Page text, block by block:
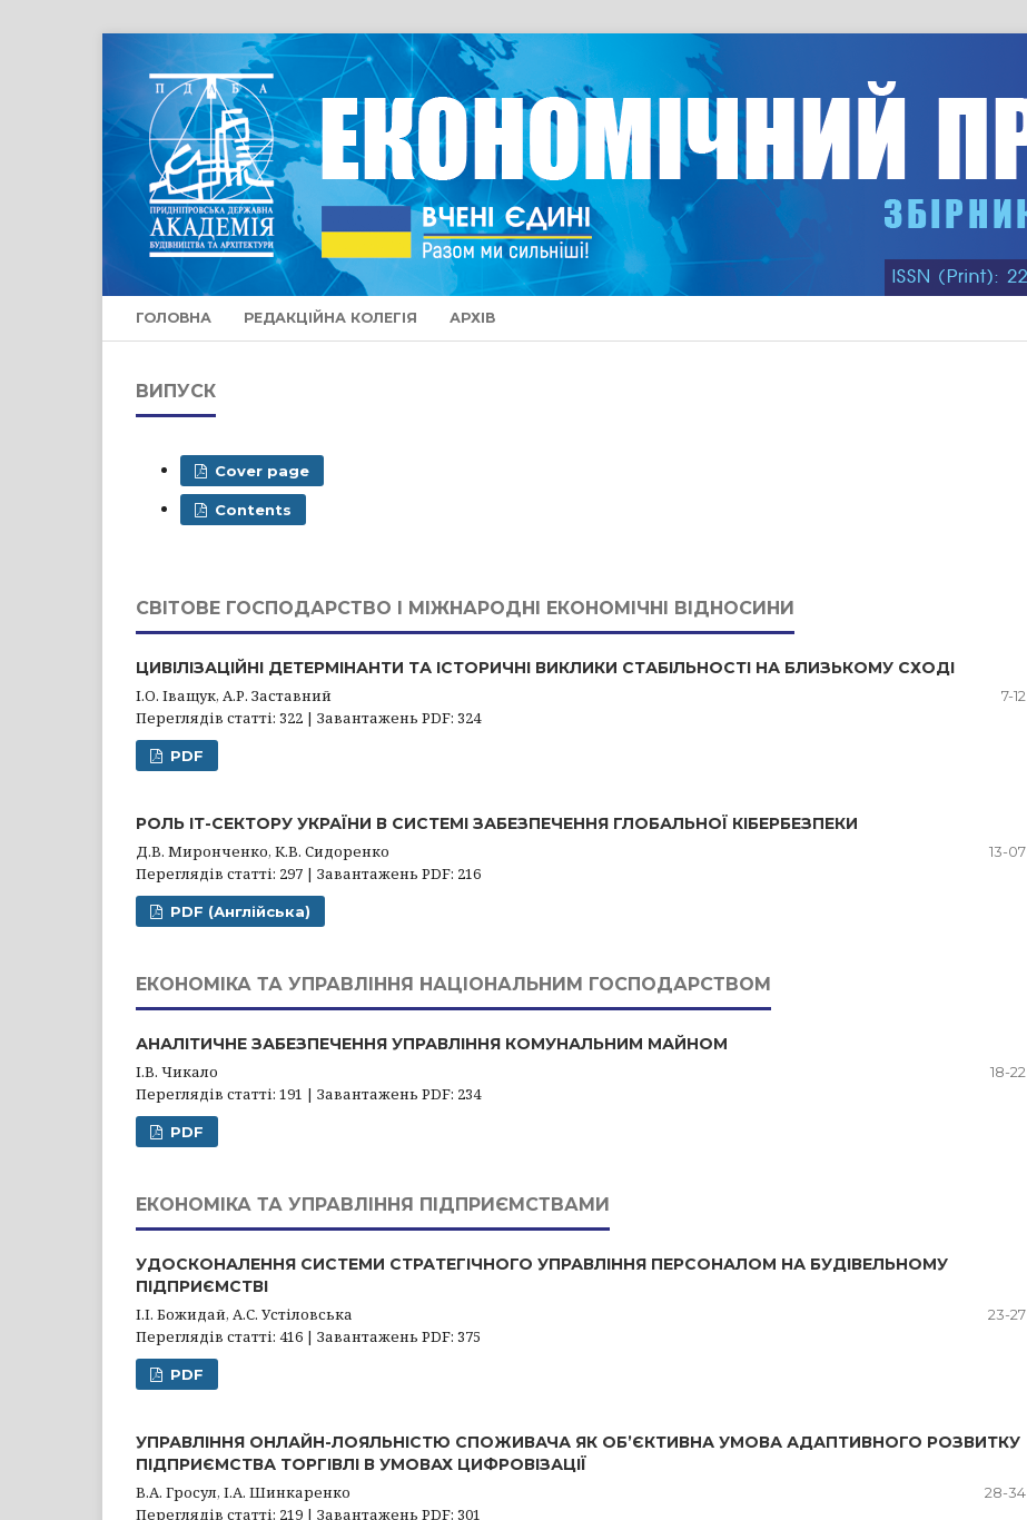
ГОЛОВНА РЕДАКЦІЙНА КОЛЕГІЯ АРХІВ
ВИПУСК
Cover page
Contents
СВІТОВЕ ГОСПОДАРСТВО І МІЖНАРОДНІ ЕКОНОМІЧНІ ВІДНОСИНИ
ЦИВІЛІЗАЦІЙНІ ДЕТЕРМІНАНТИ ТА ІСТОРИЧНІ ВИКЛИКИ СТАБІЛЬНОСТІ НА БЛИЗЬКОМУ СХОДІ
І.О. Іващук, А.Р. Заставний
7-12
Переглядів статті: 322 | Завантажень PDF: 324
PDF
РОЛЬ ІТ-СЕКТОРУ УКРАЇНИ В СИСТЕМІ ЗАБЕЗПЕЧЕННЯ ГЛОБАЛЬНОЇ КІБЕРБЕЗПЕКИ
Д.В. Миронченко, К.В. Сидоренко
13-07
Переглядів статті: 297 | Завантажень PDF: 216
PDF (Англійська)
ЕКОНОМІКА ТА УПРАВЛІННЯ НАЦІОНАЛЬНИМ ГОСПОДАРСТВОМ
АНАЛІТИЧНЕ ЗАБЕЗПЕЧЕННЯ УПРАВЛІННЯ КОМУНАЛЬНИМ МАЙНОМ
І.В. Чикало
18-22
Переглядів статті: 191 | Завантажень PDF: 234
PDF
ЕКОНОМІКА ТА УПРАВЛІННЯ ПІДПРИЄМСТВАМИ
УДОСКОНАЛЕННЯ СИСТЕМИ СТРАТЕГІЧНОГО УПРАВЛІННЯ ПЕРСОНАЛОМ НА БУДІВЕЛЬНОМУ
ПІДПРИЄМСТВІ
І.І. Божидай, А.С. Устіловська
23-27
Переглядів статті: 416 | Завантажень PDF: 375
PDF
УПРАВЛІННЯ ОНЛАЙН-ЛОЯЛЬНІСТЮ СПОЖИВАЧА ЯК ОБ’ЄКТИВНА УМОВА АДАПТИВНОГО РОЗВИТКУ
ПІДПРИЄМСТВА ТОРГІВЛІ В УМОВАХ ЦИФРОВІЗАЦІЇ
В.А. Гросул, І.А. Шинкаренко
28-34
Переглядів статті: 219 | Завантажень PDF: 301